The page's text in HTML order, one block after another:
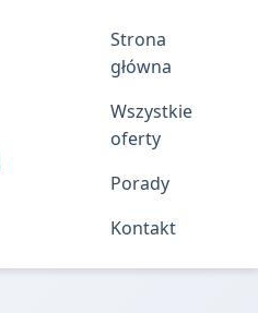
Strona
główna
Wszystkie
oferty
Porady
Kontakt